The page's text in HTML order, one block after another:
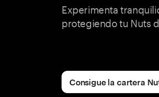
Experimenta
protegiendo tu Nuts
Consigue la cartera